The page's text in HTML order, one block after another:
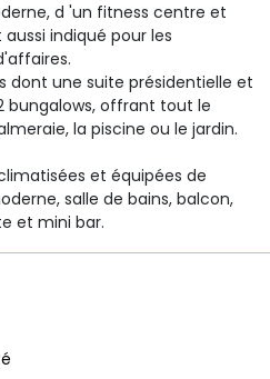
d 'un fitness centre et
indiqué pour les
dont une suite présidentielle et
bungalows, offrant tout le
la piscine ou le jardin.
et équipées de
salle de bains, balcon,
et mini bar.